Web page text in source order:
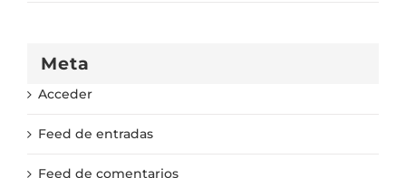
Meta
Acceder
Feed de entradas
Feed de comentarios